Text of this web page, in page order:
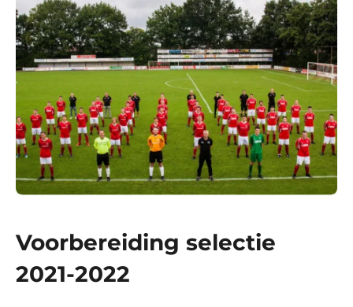
Voorbereiding selectie
2021-2022